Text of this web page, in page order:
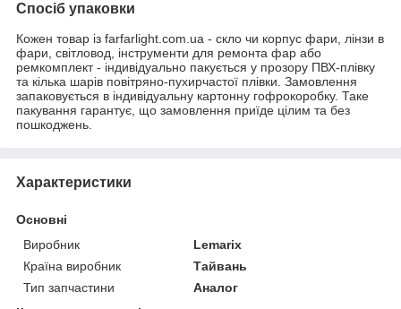
Спосіб упаковки
Кожен товар із farfarlight.com.ua - скло чи корпус фари, лінзи в
фари, світловод, інструменти для ремонта фар або
ремкомплект - індивідуально пакується у прозору ПВХ-плівку
та кілька шарів повітряно-пухирчастої плівки. Замовлення
запаковується в індивідуальну картонну гофрокоробку. Таке
пакування гарантує, що замовлення приїде цілим та без
пошкоджень.
Характеристики
Основні
Виробник
Lemarix
Країна виробник
Тайвань
Тип запчастини
Аналог